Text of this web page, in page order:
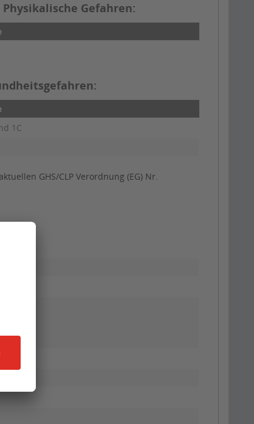
Physikalische Gefahren:
1C
GHS/CLP Verordnung (EG) Nr.